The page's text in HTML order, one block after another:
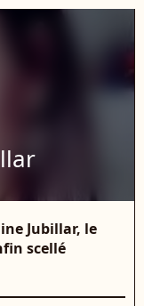
Jubillar, le
scellé